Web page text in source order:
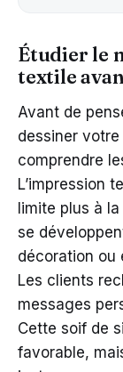
Étudier le
textile
Avant de
dessiner
comprendre
L’impression
limite plus à
se
décoration ou
Les clients
messages
Cette soif de
favorable,